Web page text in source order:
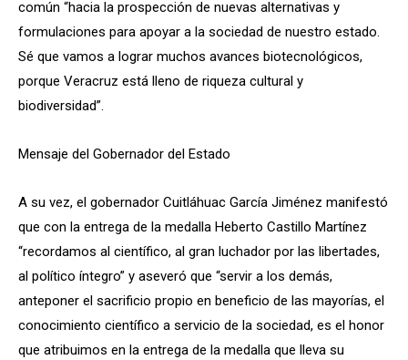
común “hacia la prospección de nuevas alternativas y
formulaciones para apoyar a la sociedad de nuestro estado.
Sé que vamos a lograr muchos avances biotecnológicos,
porque Veracruz está lleno de riqueza cultural y
biodiversidad”.
Mensaje del Gobernador del Estado
A su vez, el gobernador Cuitláhuac García Jiménez manifestó
que con la entrega de la medalla Heberto Castillo Martínez
“recordamos al científico, al gran luchador por las libertades,
al político íntegro” y aseveró que “servir a los demás,
anteponer el sacrificio propio en beneficio de las mayorías, el
conocimiento científico a servicio de la sociedad, es el honor
que atribuimos en la entrega de la medalla que lleva su